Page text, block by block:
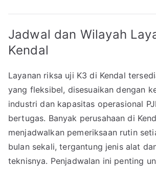
Jadwal dan Wilayah
Kendal
Layanan riksa uji K3 di Kendal
yang fleksibel, disesuaikan dengan
industri dan kapasitas operasional
bertugas. Banyak perusahaan di
menjadwalkan pemeriksaan rutin
bulan sekali, tergantung jenis alat
teknisnya. Penjadwalan ini penting